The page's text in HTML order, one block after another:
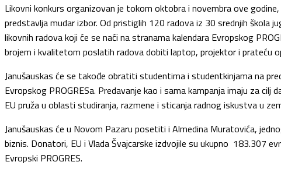
Likovni konkurs organizovan je tokom oktobra i novembra ove
predstavlja mudar izbor. Od pristiglih 120 radova iz 30 srednjih škola
likovnih radova koji će se naći na stranama kalendara Evropskog
brojem i kvalitetom poslatih radova dobiti laptop, projektor i prateću
Janušauskas će se takođe obratiti studentima i studentkinjama na
Evropskog PROGRESa. Predavanje kao i sama kampanja imaju za
EU pruža u oblasti studiranja, razmene i sticanja radnog iskustva u
Janušauskas će u Novom Pazaru posetiti i Almedina Muratovića,
biznis. Donatori, EU i Vlada Švajcarske izdvojile su ukupno 183.307
Evropski PROGRES.